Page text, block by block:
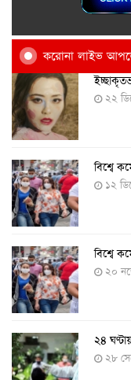
করোনা লাইভ
২২
বিশ্বে
১২
বিশ্বে
২০
২৪
২৮